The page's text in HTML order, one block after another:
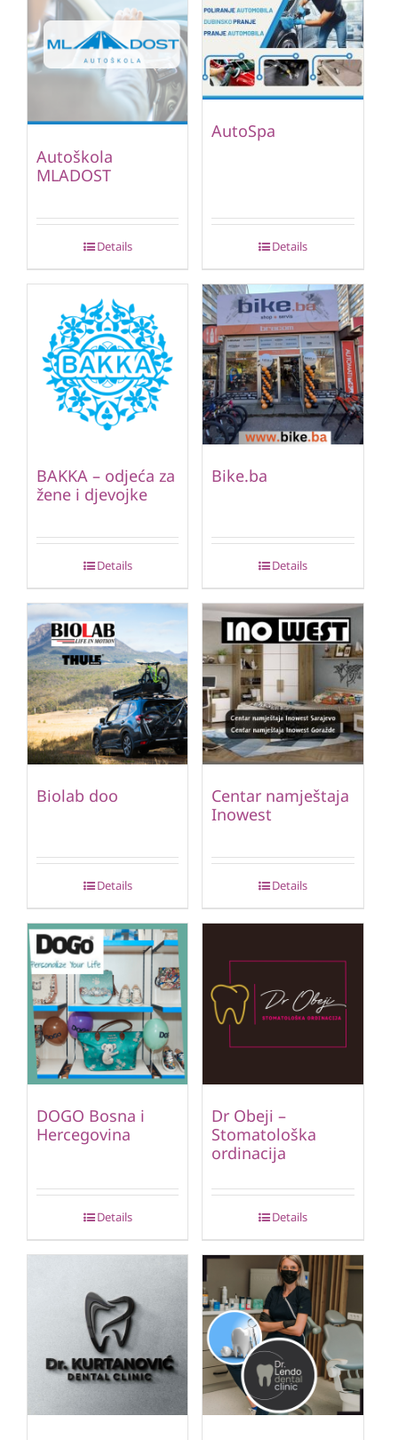
Autoškola
MLADOST
Details
AutoSpa
Details
BAKKA – odjeća za
žene i djevojke
Details
Bike.ba
Details
Biolab doo
Details
Centar namještaja
Inowest
Details
DOGO Bosna i
Hercegovina
Details
Dr Obeji –
Stomatološka
ordinacija
Details